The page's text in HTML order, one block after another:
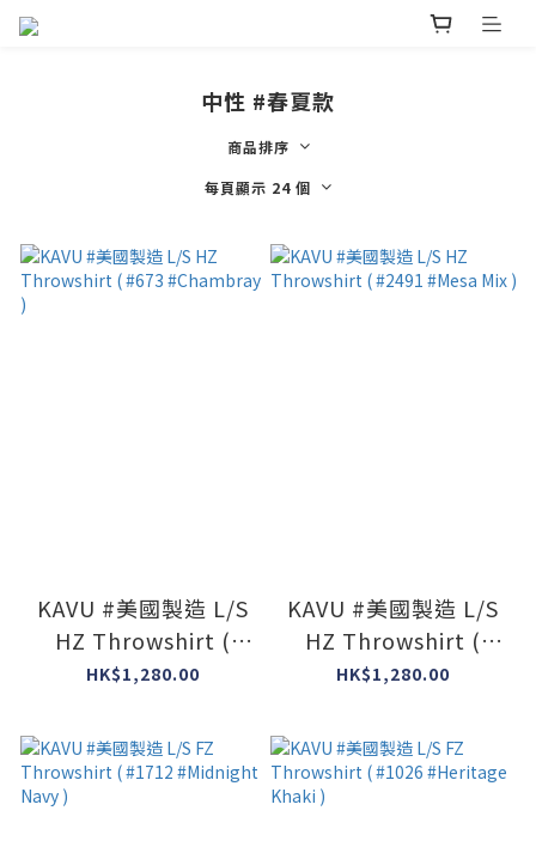
中性 #春夏款
商品排序
每頁顯示 24 個
KAVU #美國製造 L/S
HZ Throwshirt (
#673 #Chambray )
HK$1,280.00
KAVU #美國製造 L/S
HZ Throwshirt (
#2491 #Mesa Mix )
HK$1,280.00